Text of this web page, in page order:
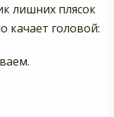
лишних плясок
качает головой: